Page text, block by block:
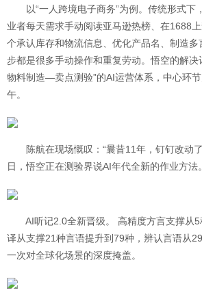
以“一人跨境电子商务”为例。传统形式下
业者每天需求手动阅读亚马逊热榜、在1688
个承认库存和物流信息、优化产品名、制造
步都是很多手动操作和重复劳动。悟空的解
物料制造—卖点测验”的AI运营体系，中心环
午。
陈航在现场慨叹：“曩昔11年，钉钉改动
日，悟空正在测验界说AI年代全新的作业方法
AI听记2.0全新晋级。 高精度方言支撑从5
译从支撑21种言语提升到79种，辨认言语从
一次对全球化场景的深度掩盖。